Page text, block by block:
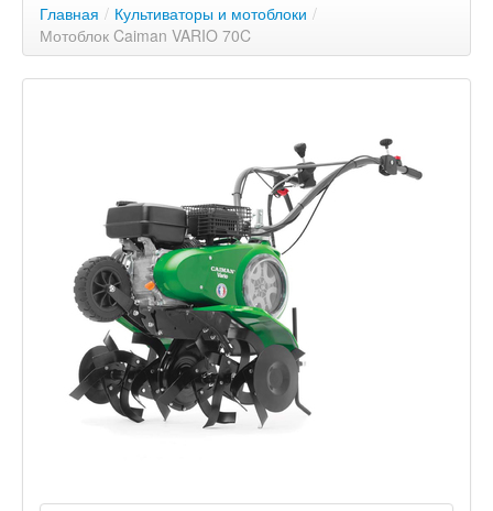
Главная / Культиваторы и мотоблоки /
Мотоблок Caiman VARIO 70C